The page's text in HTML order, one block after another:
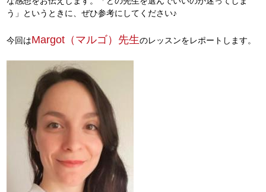
う」というときに、ぜひ参考にしてください♪
今回はMargot（マルゴ）先生のレッスンをレポートします。